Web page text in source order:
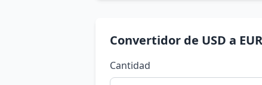
Convertidor de USD a EUR
Cantidad